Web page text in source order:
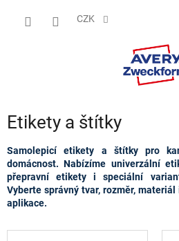
CZK
Etikety a štítky
Samolepicí etikety a štítky pro
domácnost. Nabízíme univerzální
přepravní etikety i speciální
Vyberte správný tvar, rozměr,
aplikace.